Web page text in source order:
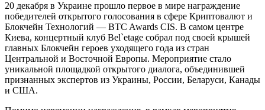
20 декабря в Украине прошло первое в мире награждение
победителей открытого голосования в сфере Криптовалют и
Блокчейн Технологий — BTC Awards CIS. В самом центре
Киева, концертный клуб Bel`etage собрал под своей крышей
главных Блокчейн героев уходящего года из стран
Центральной и Восточной Европы. Мероприятие стало
уникальной площадкой открытого диалога, объединившей
признанных экспертов из Украины, России, Беларуси, Канады
и США.